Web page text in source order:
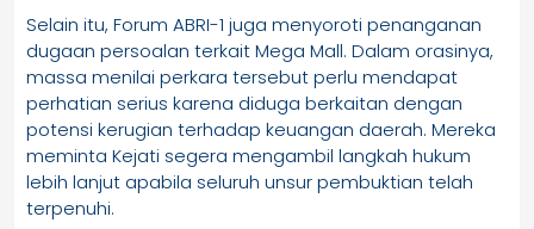
Selain itu, Forum ABRI-1 juga menyoroti penanganan
dugaan persoalan terkait Mega Mall. Dalam orasinya,
massa menilai perkara tersebut perlu mendapat
perhatian serius karena diduga berkaitan dengan
potensi kerugian terhadap keuangan daerah. Mereka
meminta Kejati segera mengambil langkah hukum
lebih lanjut apabila seluruh unsur pembuktian telah
terpenuhi.